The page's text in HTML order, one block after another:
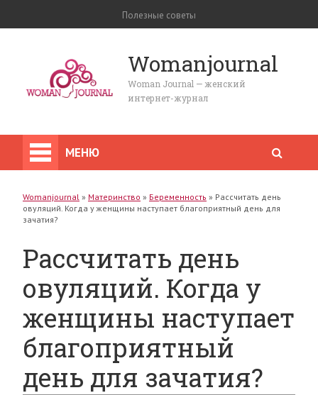
Полезные советы
Womanjournal
Woman Journal — женский
интернет-журнал
МЕНЮ
Womanjournal » Материнство » Беременность » Рассчитать день
овуляций. Когда у женщины наступает благоприятный день для
зачатия?
Рассчитать день
овуляций. Когда у
женщины наступает
благоприятный
день для зачатия?